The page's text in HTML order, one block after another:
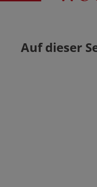
Auf dieser